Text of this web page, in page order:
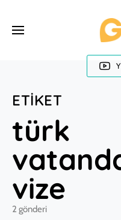
ETIKET
türk
vize
2 gönderi